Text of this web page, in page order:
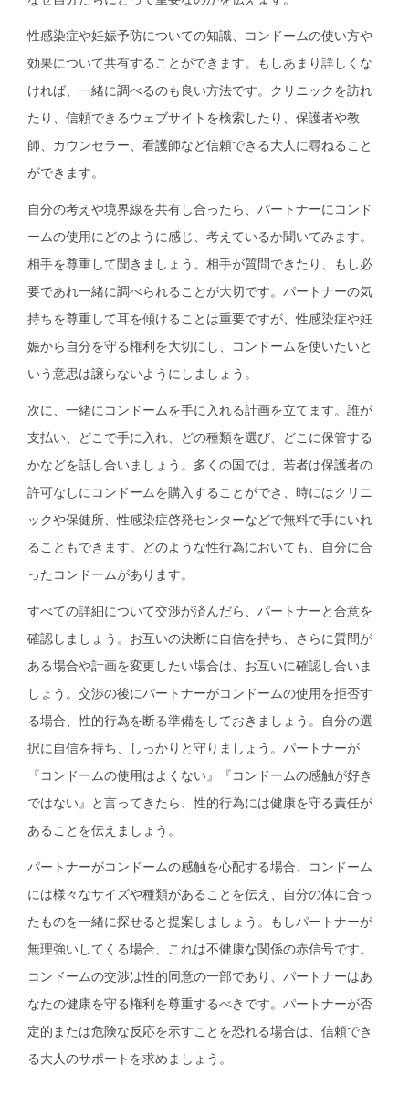
性感染症や妊娠予防についての知識、コンドームの使い方や
効果について共有することができます。もしあまり詳しくな
ければ、一緒に調べるのも良い方法です。クリニックを訪れ
たり、信頼できるウェブサイトを検索したり、保護者や教
師、カウンセラー、看護師など信頼できる大人に尋ねること
ができます。
自分の考えや境界線を共有し合ったら、パートナーにコンド
ームの使用にどのように感じ、考えているか聞いてみます。
相手を尊重して聞きましょう。相手が質問できたり、もし必
要であれ一緒に調べられることが大切です。パートナーの気
持ちを尊重して耳を傾けることは重要ですが、性感染症や妊
娠から自分を守る権利を大切にし、コンドームを使いたいと
いう意思は譲らないようにしましょう。
次に、一緒にコンドームを手に入れる計画を立てます。誰が
支払い、どこで手に入れ、どの種類を選び、どこに保管する
かなどを話し合いましょう。多くの国では、若者は保護者の
許可なしにコンドームを購入することができ、時にはクリニ
ックや保健所、性感染症啓発センターなどで無料で手にいれ
ることもできます。どのような性行為においても、自分に合
ったコンドームがあります。
すべての詳細について交渉が済んだら、パートナーと合意を
確認しましょう。お互いの決断に自信を持ち、さらに質問が
ある場合や計画を変更したい場合は、お互いに確認し合いま
しょう。交渉の後にパートナーがコンドームの使用を拒否す
る場合、性的行為を断る準備をしておきましょう。自分の選
択に自信を持ち、しっかりと守りましょう。パートナーが
『コンドームの使用はよくない』『コンドームの感触が好き
ではない』と言ってきたら、性的行為には健康を守る責任が
あることを伝えましょう。
パートナーがコンドームの感触を心配する場合、コンドーム
には様々なサイズや種類があることを伝え、自分の体に合っ
たものを一緒に探せると提案しましょう。もしパートナーが
無理強いしてくる場合、これは不健康な関係の赤信号です。
コンドームの交渉は性的同意の一部であり、パートナーはあ
なたの健康を守る権利を尊重するべきです。パートナーが否
定的または危険な反応を示すことを恐れる場合は、信頼でき
る大人のサポートを求めましょう。